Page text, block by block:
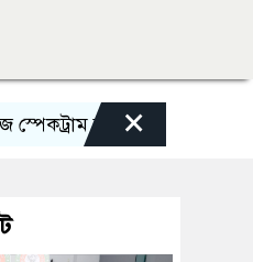
বাংলা রেডিও অনুষ্ঠানের
×